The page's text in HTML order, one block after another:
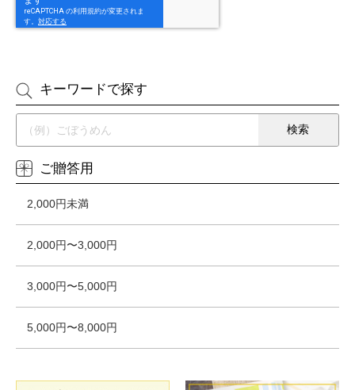
キーワードで探す
ご贈答用
2,000円未満
2,000円〜3,000円
3,000円〜5,000円
5,000円〜8,000円